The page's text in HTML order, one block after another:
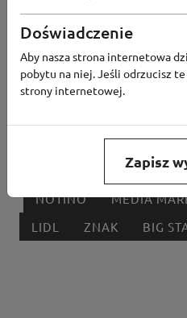
Popularne sklepy
RTV EURO AGD
MEDIA EXPERT
LOUNGE BY ZALANDO
NOTINO
MEDIA
LIDL
ZNAK BIG
Doświadczenie
Aby nasza strona internetowa
pobytu na niej. Jeśli odrzucisz
strony internetowej.
Zapisz